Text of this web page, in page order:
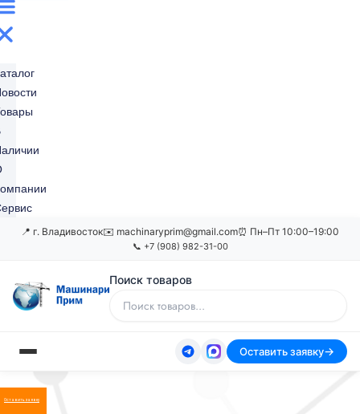
📍 г. Владивосток✉️ machinaryprim@gmail.com⏰ Пн–Пт 10:00–19:00
📞 +7 (908) 982-31-00
Поиск товаров
Оставить заявку
Оставить заявку